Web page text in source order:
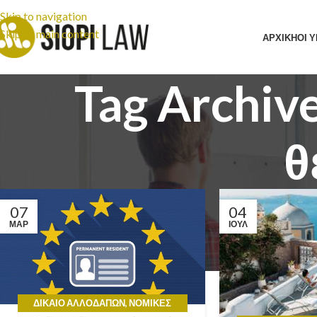
Skip to navigation
Skip to main content
ΑΡΧΙΚΗΟΙ
Tag
07
ΜΑΡ
ΔΊΚΑΙΟ ΑΛΛΟΔΑΠΏΝ,ΝΟΜΙΚΈΣ
04
ΙΟΎΛ